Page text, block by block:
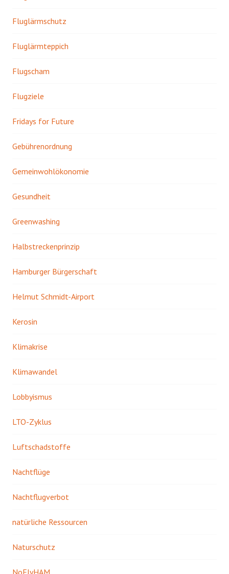
Fluglärmschutz
Fluglärmteppich
Flugscham
Flugziele
Fridays for Future
Gebührenordnung
Gemeinwohlökonomie
Gesundheit
Greenwashing
Halbstreckenprinzip
Hamburger Bürgerschaft
Helmut Schmidt-Airport
Kerosin
Klimakrise
Klimawandel
Lobbyismus
LTO-Zyklus
Luftschadstoffe
Nachtflüge
Nachtflugverbot
natürliche Ressourcen
Naturschutz
NoFlyHAM